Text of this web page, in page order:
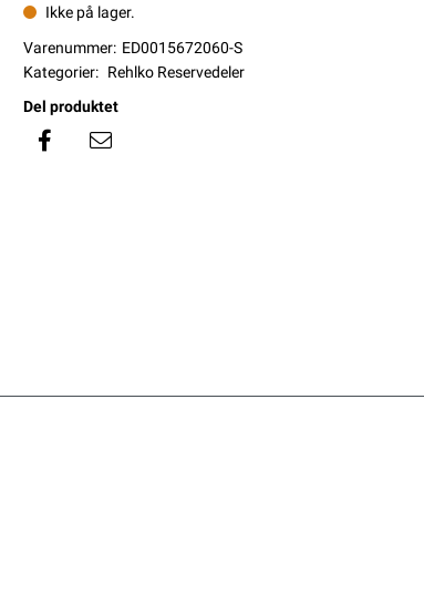
Ikke på lager.
Varenummer: ED0015672060-S
Kategorier: Rehlko Reservedeler
Del produktet